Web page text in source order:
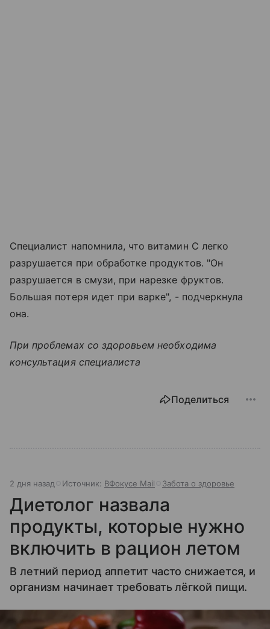
Специалист напомнила, что витамин C легко
разрушается при обработке продуктов. "Он
разрушается в смузи, при нарезке фруктов.
Большая потеря идет при варке", - подчеркнула
она.
При проблемах со здоровьем необходима
консультация специалиста
Поделиться
2 дня назад Источник: ВФокусе Mail Забота о здоровье
Диетолог назвала
продукты, которые нужно
включить в рацион летом
В летний период аппетит часто снижается, и
организм начинает требовать лёгкой пищи.